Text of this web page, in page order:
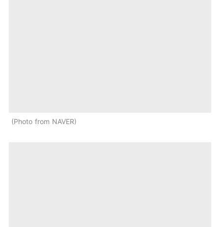
Photo from NAVER